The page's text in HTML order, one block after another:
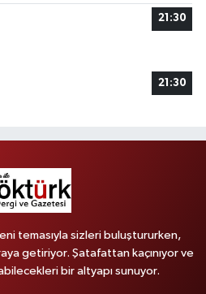
21:30
21:30
temasıyla sizleri buluştururken,
getiriyor. Şatafattan kaçınıyor ve
bir altyapı sunuyor.